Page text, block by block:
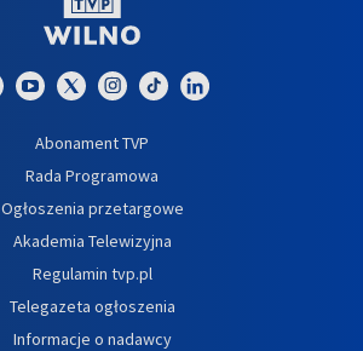
Abonament TVP
Rada Programowa
Ogłoszenia przetargowe
Akademia Telewizyjna
Regulamin tvp.pl
Telegazeta ogłoszenia
Informacje o nadawcy